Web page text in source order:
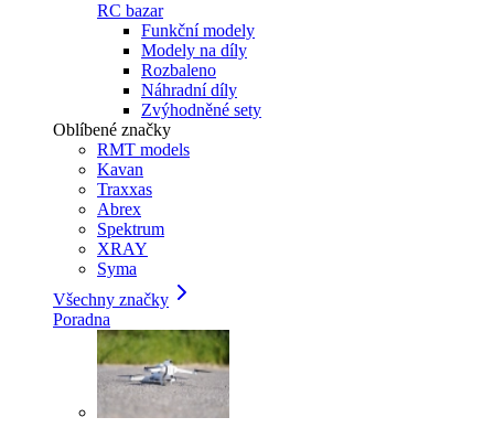
RC bazar
Funkční modely
Modely na díly
Rozbaleno
Náhradní díly
Zvýhodněné sety
Oblíbené značky
RMT models
Kavan
Traxxas
Abrex
Spektrum
XRAY
Syma
Všechny značky
Poradna